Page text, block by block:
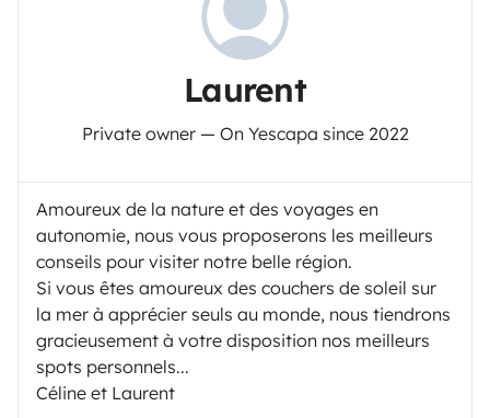
Laurent
Private owner — On Yescapa since 2022
Amoureux de la nature et des voyages en
autonomie, nous vous proposerons les meilleurs
conseils pour visiter notre belle région.
Si vous êtes amoureux des couchers de soleil sur
la mer à apprécier seuls au monde, nous tiendrons
gracieusement à votre disposition nos meilleurs
spots personnels...
Céline et Laurent